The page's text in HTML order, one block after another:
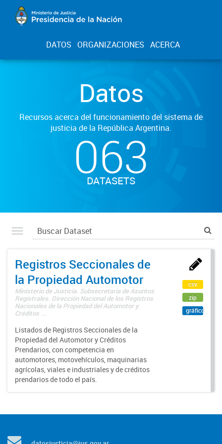
DATOS ORGANIZACIONES ACERCA
Datos
Recursos acerca del funcionamiento del sistema de
justicia de la República Argentina.
063
DATASETS
Registros Seccionales de
la Propiedad Automotor
Ministerio de Justicia. Subsecretaría de Asuntos
Registrales. Dirección Nacional de los Registros
Nacionales de la Propiedad del Automotor y
Créditos ...
Listados de Registros Seccionales de la
Propiedad del Automotor y Créditos
Prendarios, con competencia en
automotores, motovehículos, maquinarias
agrícolas, viales e industriales y de créditos
prendarios de todo el país.
csv
zip
gráfico